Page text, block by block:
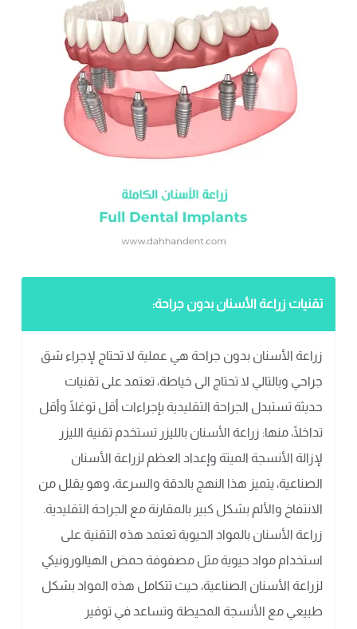
تقنيات زراعة الأسنان بدون جراحة:
زراعة الأسنان بدون جراحة هي عملية لا تحتاج لإجراء شق
جراحي وبالتالي لا تحتاج الى خياطة، تعتمد على تقنيات
حديثة تستبدل الجراحة التقليدية بإجراءات أقل توغلًا وأقل
تداخلًا، منها: زراعة الأسنان بالليزر تستخدم تقنية الليزر
لإزالة الأنسجة الميتة وإعداد العظم لزراعة الأسنان
الصناعية، يتميز هذا النهج بالدقة والسرعة، وهو يقلل من
الانتفاخ والألم بشكل كبير بالمقارنة مع الجراحة التقليدية.
زراعة الأسنان بالمواد الحيوية تعتمد هذه التقنية على
استخدام مواد حيوية مثل مصفوفة حمض الهيالورونيكي
لزراعة الأسنان الصناعية، حيث تتكامل هذه المواد بشكل
طبيعي مع الأنسجة المحيطة وتساعد في توفير